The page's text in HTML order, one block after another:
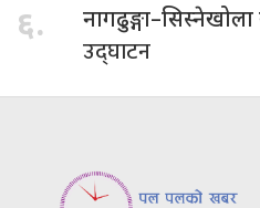
६.
उद्घाटन